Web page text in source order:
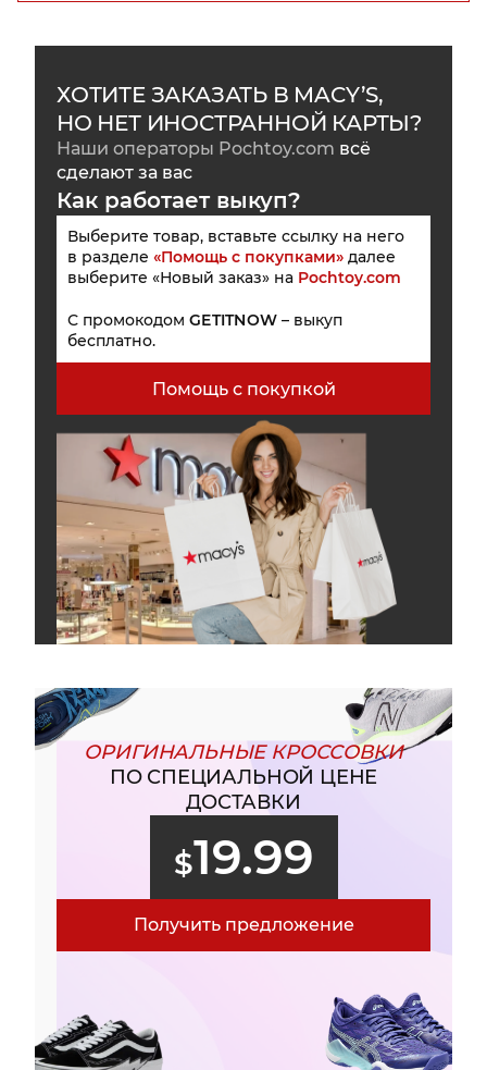
ХОТИТЕ ЗАКАЗАТЬ В MACY’S,
НО НЕТ ИНОСТРАННОЙ КАРТЫ?
Наши операторы Pochtoy.com всё
сделают за вас
Как работает выкуп?
Выберите товар, вставьте ссылку на него
в разделе «Помощь с покупками» далее
выберите «Новый заказ» на Pochtoy.com
С промокодом GETITNOW – выкуп
бесплатно.
Помощь с покупкой
ОРИГИНАЛЬНЫЕ КРОССОВКИ
ПО СПЕЦИАЛЬНОЙ ЦЕНЕ
ДОСТАВКИ
$19.99
Получить предложение